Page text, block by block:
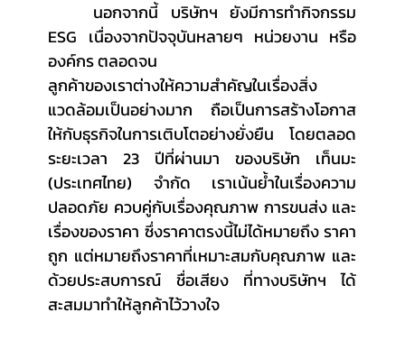
ESG เนื่องจากปัจจุบันหลายๆ หน่วยงาน หรือ
องค์กร ตลอดจน
ลูกค้าของเราต่างให้ความสำคัญในเรื่องสิ่ง
แวดล้อมเป็นอย่างมาก ถือเป็นการสร้างโอกาส
ให้กับธุรกิจในการเติบโตอย่างยั่งยืน โดยตลอด
ระยะเวลา 23 ปีที่ผ่านมา ของบริษัท เท็นมะ
(ประเทศไทย) จำกัด เราเน้นย้ำในเรื่องความ
ปลอดภัย ควบคู่กับเรื่องคุณภาพ การขนส่ง และ
เรื่องของราคา ซึ่งราคาตรงนี้ไม่ได้หมายถึง ราคา
ถูก แต่หมายถึงราคาที่เหมาะสมกับคุณภาพ และ
ด้วยประสบการณ์ ชื่อเสียง ที่ทางบริษัทฯ ได้
สะสมมาทำให้ลูกค้าไว้วางใจ